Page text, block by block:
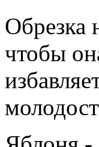
Обрезка
чтобы